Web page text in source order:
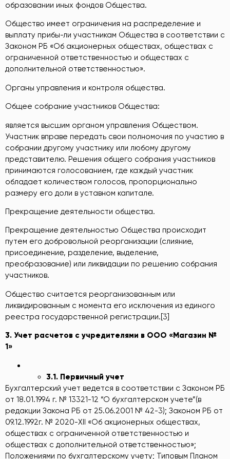
образовании иных фондов Общества.
Общество имеет ограничения на распределение и
выплату прибы-ли участникам Общества в соответствии с
Законом РБ «Об акционерных обществах, обществах с
ограниченной ответственностью и обществах с
дополнительной ответственностью».
Органы управления и контроля общества.
Общее собрание участников Общества:
является высшим органом управления Обществом.
Участник вправе передать свои полномочия по участию в
собрании другому участнику или любому другому
представителю. Решения общего собрания участников
принимаются голосованием, где каждый участник
обладает количеством голосов, пропорционально
размеру его доли в уставном капитале.
Прекращение деятельности общества.
Прекращение деятельностью Общества происходит
путем его добровольной реорганизации (слияние,
присоединение, разделение, выделение,
преобразование) или ликвидации по решению собрания
участников.
Общество считается реорганизованным или
ликвидированным с момента его исключения из единого
реестра государственной регистрации.[3]
3. Учет расчетов с учредителями в ООО «Магазин №
1»
3.1. Первичный учет
Бухгалтерский учет ведется в соответствии с Законом РБ
от 18.01.1994 г. № 13321-12 “О бухгалтерском учете”(в
редакции Закона РБ от 25.06.2001 № 42-3); Законом РБ от
09.12.1992г. № 2020-XII «Об акционерных обществах,
обществах с ограниченной ответственностью и
обществах с дополнительной ответственностью»;
Положениями по бухгалтерскому учету; Типовым Планом